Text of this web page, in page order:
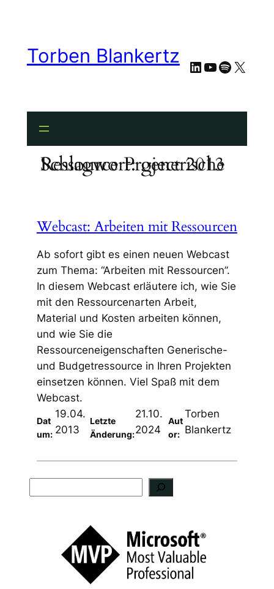
springenTorben Blankertz LinkedIn
YouTube
Spotify
X
Schlagwort:
generische Ressource Project 2013
Webcast: Arbeiten mit Ressourcen
Ab sofort gibt es einen neuen Webcast
zum Thema: “Arbeiten mit Ressourcen”.
In diesem Webcast erläutere ich, wie Sie
mit den Ressourcenarten Arbeit,
Material und Kosten arbeiten können,
und wie Sie die
Ressourceneigenschaften Generische-
und Budgetressource in Ihren Projekten
einsetzen können. Viel Spaß mit dem
Webcast.
Dat
um:
19.04.
2013
Letzte
Änderung:
21.10.
2024
Aut
or:
Torben
Blankertz